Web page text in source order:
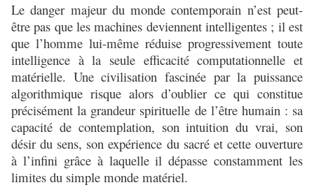
Le danger majeur du monde contemporain n’est peut-
être pas que les machines deviennent intelligentes ; il est
que l’homme lui-même réduise progressivement toute
intelligence à la seule efficacité computationnelle et
matérielle. Une civilisation fascinée par la puissance
algorithmique risque alors d’oublier ce qui constitue
précisément la grandeur spirituelle de l’être humain : sa
capacité de contemplation, son intuition du vrai, son
désir du sens, son expérience du sacré et cette ouverture
à l’infini grâce à laquelle il dépasse constamment les
limites du simple monde matériel.